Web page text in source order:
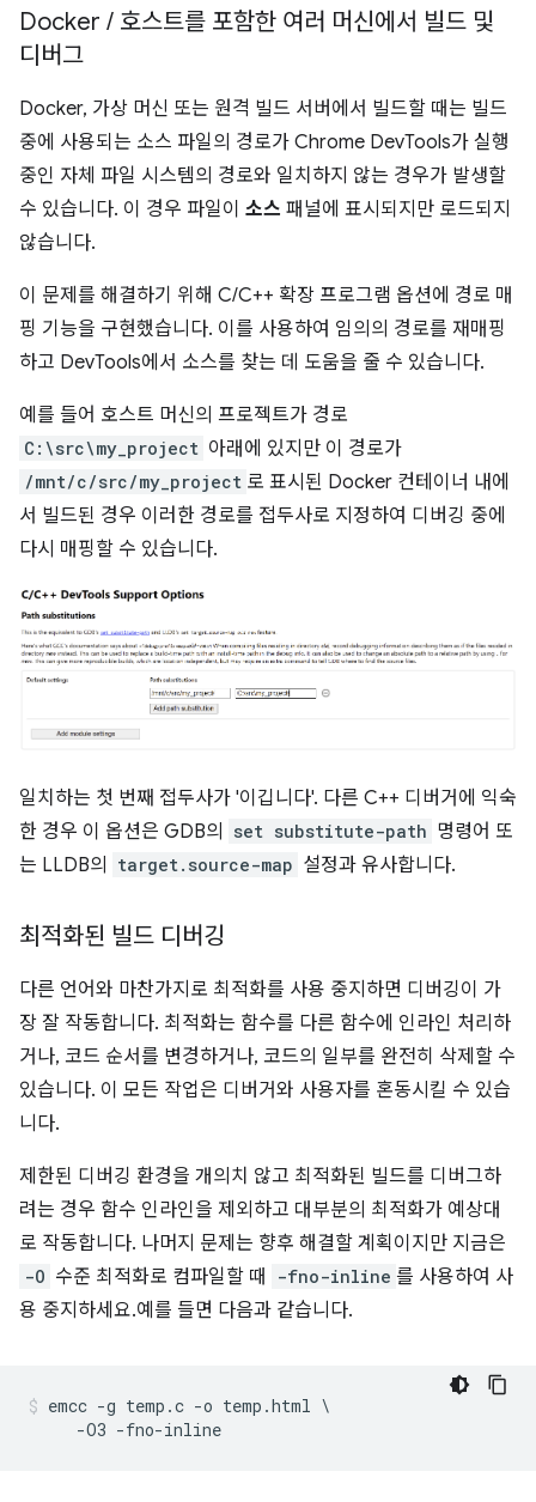
Docker / 호스트를 포함한 여러 머신에서 빌드 및
디버그
Docker, 가상 머신 또는 원격 빌드 서버에서 빌드할 때는 빌드
중에 사용되는 소스 파일의 경로가 Chrome DevTools가 실행
중인 자체 파일 시스템의 경로와 일치하지 않는 경우가 발생할
수 있습니다. 이 경우 파일이 소스 패널에 표시되지만 로드되지
않습니다.
이 문제를 해결하기 위해 C/C++ 확장 프로그램 옵션에 경로 매
핑 기능을 구현했습니다. 이를 사용하여 임의의 경로를 재매핑
하고 DevTools에서 소스를 찾는 데 도움을 줄 수 있습니다.
예를 들어 호스트 머신의 프로젝트가 경로
C:\src\my_project 아래에 있지만 이 경로가
/mnt/c/src/my_project 로 표시된 Docker 컨테이너 내에
서 빌드된 경우 이러한 경로를 접두사로 지정하여 디버깅 중에
다시 매핑할 수 있습니다.
일치하는 첫 번째 접두사가 '이깁니다'. 다른 C++ 디버거에 익숙
한 경우 이 옵션은 GDB의
set substitute-path 명령어 또
는 LLDB의
target.source-map 설정과 유사합니다.
최적화된 빌드 디버깅
다른 언어와 마찬가지로 최적화를 사용 중지하면 디버깅이 가
장 잘 작동합니다. 최적화는 함수를 다른 함수에 인라인 처리하
거나, 코드 순서를 변경하거나, 코드의 일부를 완전히 삭제할 수
있습니다. 이 모든 작업은 디버거와 사용자를 혼동시킬 수 있습
니다.
제한된 디버깅 환경을 개의치 않고 최적화된 빌드를 디버그하
려는 경우 함수 인라인을 제외하고 대부분의 최적화가 예상대
로 작동합니다. 나머지 문제는 향후 해결할 계획이지만 지금은
-O 수준 최적화로 컴파일할 때 -fno-inline 를 사용하여 사
용 중지하세요.예를 들면 다음과 같습니다.
emcc -g temp.c -o temp.html \